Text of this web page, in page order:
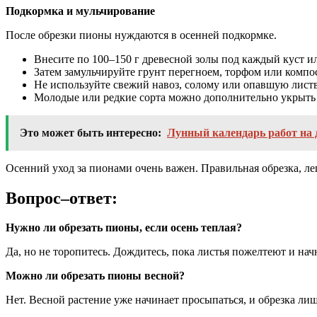
Подкормка и мульчирование
После обрезки пионы нуждаются в осенней подкормке.
Внесите по 100–150 г древесной золы под каждый куст
Затем замульчируйте грунт перегноем, торфом или
Не используйте свежий навоз, солому или опавшую
Молодые или редкие сорта можно дополнительно
Это может быть интересно: Лунный календарь работ на
Осенний уход за пионами очень важен. Правильная обрезка,
Вопрос–ответ:
Нужно ли обрезать пионы, если осень теплая?
Да, но не торопитесь. Дождитесь, пока листья пожелтеют и
Можно ли обрезать пионы весной?
Нет. Весной растение уже начинает просыпаться, и обрезка